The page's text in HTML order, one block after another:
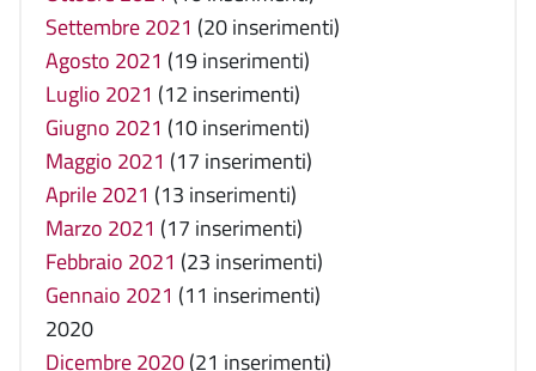
Settembre 2021 (20 inserimenti)
Agosto 2021 (19 inserimenti)
Luglio 2021 (12 inserimenti)
Giugno 2021 (10 inserimenti)
Maggio 2021 (17 inserimenti)
Aprile 2021 (13 inserimenti)
Marzo 2021 (17 inserimenti)
Febbraio 2021 (23 inserimenti)
Gennaio 2021 (11 inserimenti)
2020
Dicembre 2020(21 inserimenti)